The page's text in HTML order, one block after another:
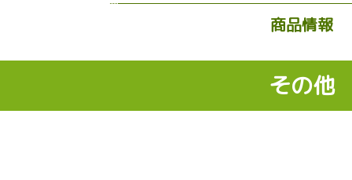
商品情報
その他